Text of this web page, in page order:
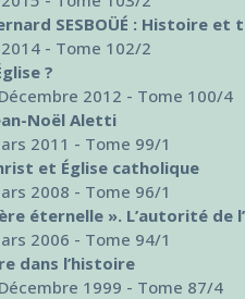
SESBOÜÉ : Histoire et
- Tome 102/2
?
2012 - Tome 100/4
Noël Aletti
2011 - Tome 99/1
et Église catholique
2008 - Tome 96/1
éternelle ». L’autorité de
2006 - Tome 94/1
dans l’histoire
1999 - Tome 87/4